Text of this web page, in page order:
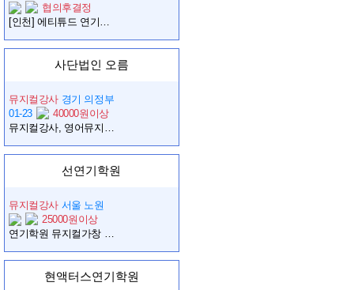
협의후결정
[인천] 에티튜드 연기학원 영종하늘도시점에서 뮤지컬, 무용 강사님을 모집합니다!
사단법인 오름
뮤지컬강사 경기 의정부
01-23
40000원이상
뮤지컬강사, 영어뮤지컬강사, 보컬강사 모십니다.
선연기학원
뮤지컬강사 서울 노원
25000원이상
연기학원 뮤지컬가창 선생님 모십니다.
현액터스연기학원